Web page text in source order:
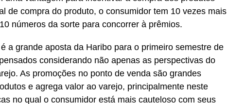
de compra do produto, o consumidor tem 10 vezes mais
números da sorte para concorrer à prêmios.
a grande aposta da Haribo para o primeiro semestre de
considerando não apenas as perspectivas do
As promoções no ponto de venda são grandes
e agrega valor ao varejo, principalmente neste
no qual o consumidor está mais cauteloso com seus